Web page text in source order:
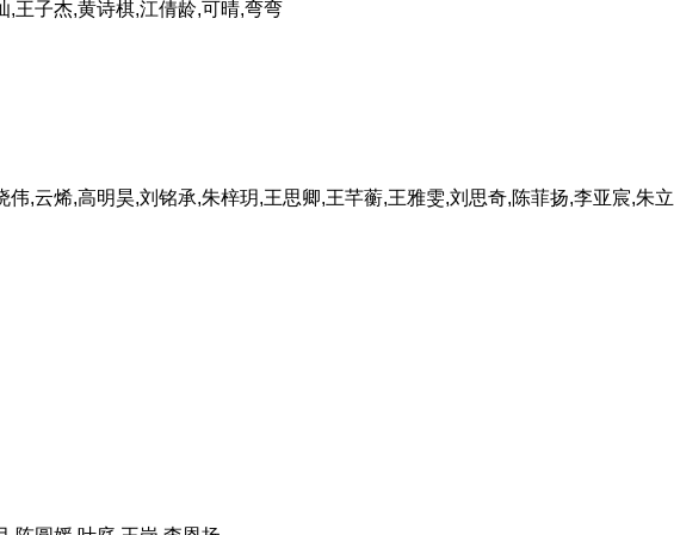
,王子杰,黄诗棋,江倩龄,可晴,弯弯
伟,云烯,高明昊,刘铭承,朱梓玥,王思卿,王芊蘅,王雅雯,刘思奇,陈菲扬,李亚宸,朱